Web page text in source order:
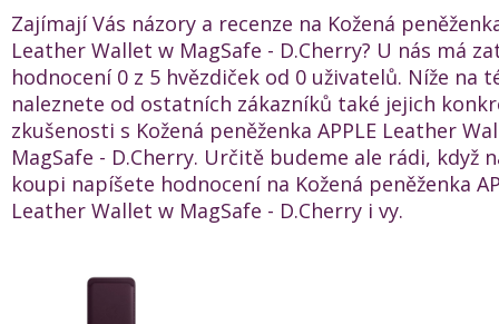
Zajímají Vás názory a recenze na Kožená
Leather Wallet w MagSafe - D.Cherry? U nás má
hodnocení 0 z 5 hvězdiček od 0 uživatelů. Níže na
naleznete od ostatních zákazníků také jejich
zkušenosti s Kožená peněženka APPLE Leather
MagSafe - D.Cherry. Určitě budeme ale rádi, když
koupi napíšete hodnocení na Kožená peněženka
Leather Wallet w MagSafe - D.Cherry i vy.